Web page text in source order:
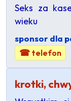
Seks za
wieku
sponsor dla
☎ telefon
krotki,